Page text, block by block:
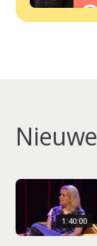
1:40:00